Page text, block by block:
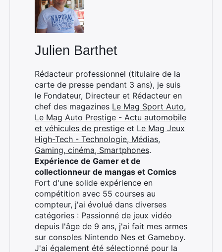
Julien Barthet
Rédacteur professionnel (titulaire de la
carte de presse pendant 3 ans), je suis
le Fondateur, Directeur et Rédacteur en
chef des magazines Le Mag Sport Auto,
Le Mag Auto Prestige - Actu automobile
et véhicules de prestige et Le Mag Jeux
High-Tech - Technologie, Médias,
Gaming, cinéma, Smartphones.
Expérience de Gamer et de
collectionneur de mangas et Comics
Fort d'une solide expérience en
compétition avec 55 courses au
compteur, j'ai évolué dans diverses
catégories : Passionné de jeux vidéo
depuis l'âge de 9 ans, j'ai fait mes armes
sur consoles Nintendo Nes et Gameboy.
J'ai également été sélectionné pour la